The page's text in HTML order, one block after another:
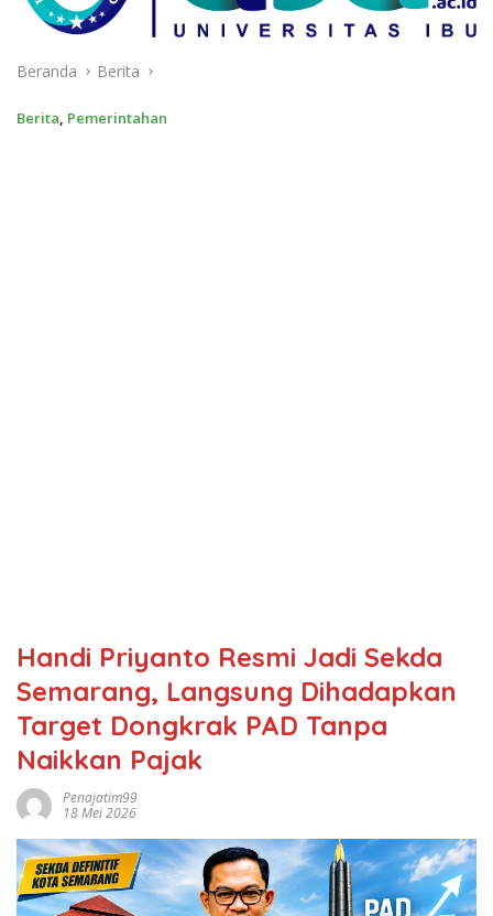
Beranda Berita
Berita, Pemerintahan
Handi Priyanto Resmi Jadi Sekda
Semarang, Langsung Dihadapkan
Target Dongkrak PAD Tanpa
Naikkan Pajak
Penajatim99
18 Mei 2026